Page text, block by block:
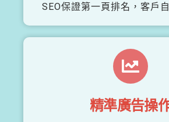
SEO保證第一頁排名，客戶
精準廣告操